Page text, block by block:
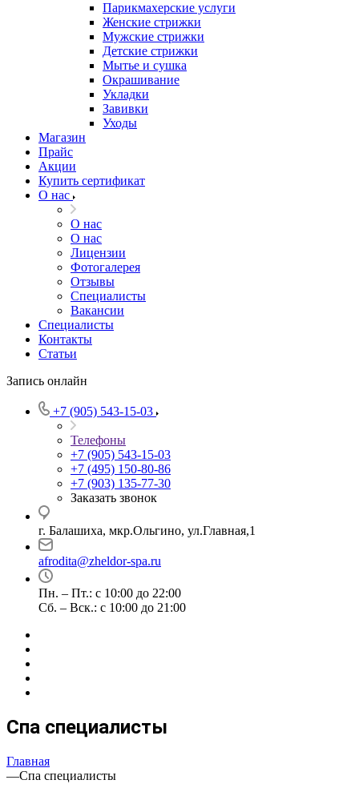
Парикмахерские услуги
Женские стрижки
Мужские стрижки
Детские стрижки
Мытье и сушка
Окрашивание
Укладки
Завивки
Уходы
Магазин
Прайс
Акции
Купить сертификат
О нас
О нас
О нас
Лицензии
Фотогалерея
Отзывы
Специалисты
Вакансии
Специалисты
Контакты
Статьи
Запись онлайн
+7 (905) 543-15-03
Телефоны
+7 (905) 543-15-03
+7 (495) 150-80-86
+7 (903) 135-77-30
Заказать звонок
г. Балашиха, мкр.Ольгино, ул.Главная,1
afrodita@zheldor-spa.ru
Пн. – Пт.: с 10:00 до 22:00
Сб. – Вск.: с 10:00 до 21:00
Спа специалисты
Главная
—Спа специалисты
специалист
Саутина
специалист
Карев
специалист
Борозинец
специалист
Али
специалист
Мазуркевич
специалист
Болотов
терапевт
Старостин
специалист
Пушкарёв
специалист
Бабич
специалист
Татьяна